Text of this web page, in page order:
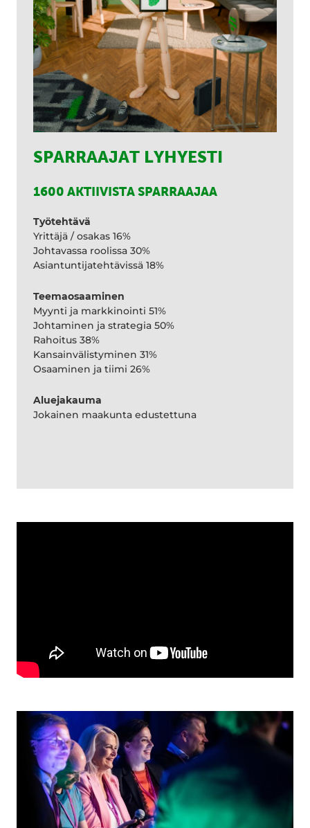
SPARRAAJAT LYHYESTI
1600 AKTIIVISTA SPARRAAJAA
Työtehtävä
Yrittäjä / osakas 16%
Johtavassa roolissa 30%
Asiantuntijatehtävissä 18%
Teemaosaaminen
Myynti ja markkinointi 51%
Johtaminen ja strategia 50%
Rahoitus 38%
Kansainvälistyminen 31%
Osaaminen ja tiimi 26%
Aluejakauma
Jokainen maakunta edustettuna